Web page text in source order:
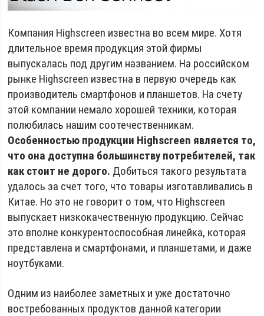
Компания Highscreen известна во всем мире. Хотя
длительное время продукция этой фирмы
выпускалась под другим названием. На российском
рынке Highscreen известна в первую очередь как
производитель смартфонов и планшетов. На счету
этой компании немало хорошей техники, которая
полюбилась нашим соотечественникам.
Особенностью продукции Highscreen является то,
что она доступна большинству потребителей, так
как стоит не дорого. Добиться такого результата
удалось за счет того, что товары изготавливались в
Китае. Но это не говорит о том, что Highscreen
выпускает низкокачественную продукцию. Сейчас
это вполне конкурентоспособная линейка, которая
представлена и смартфонами, и планшетами, и даже
ноутбуками.
Одним из наиболее заметных и уже достаточно
востребованных продуктов данной категории